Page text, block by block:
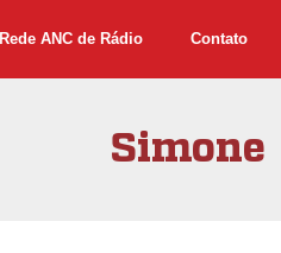
Rede ANC de Rádio Contato
Simone